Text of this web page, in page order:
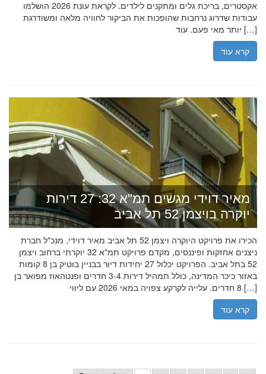
אקסטרים, בריכת גלים ומתקנים לילדים. לקראת עונת 2026 הושלמו
עבודות שדרוג נרחבות שהופכות את הביקור לחוויה מלאה ומשודרגת
יותר מאי פעם. עוד […]
קרא עוד
מאיר דוידי מגשים תמ"א 32: 27 דירות
יוקרה בויצמן 52 תל אביב
הכירו את פרויקט היוקרה ויצמן 52 תל אביב מאיר דוידי, מנכ"ל חברת
ניצנים אחזקות ופיננסים, מקדם פרויקט תמ"א 32 יוקרתי ברחוב ויצמן
52 בתל אביב. הפרויקט יכלול 27 יחידות דיור בבניין בוטיק בן 8 קומות
באזור כיכר המדינה, כולל תמהיל דירות 3-4 חדרים ופנטהאוז מפואר בן
8 חדרים. עלייה לקרקע צפויה במאי 2026 עם ליווי […]
קרא עוד